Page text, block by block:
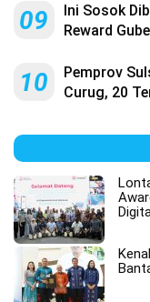
09
Ini Sosok
Reward
10
Pemprov
Curug, 20